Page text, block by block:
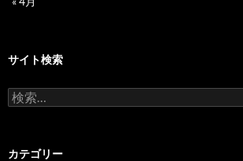
サイト検索
検
索:
カテゴリー